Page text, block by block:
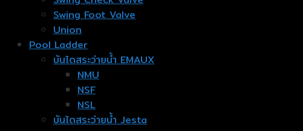
Swing Foot Valve
Union
Pool Ladder
บันไดสระว่ายน้ำ EMAUX
NMU
NSF
NSL
บันไดสระว่ายน้ำ Jesta